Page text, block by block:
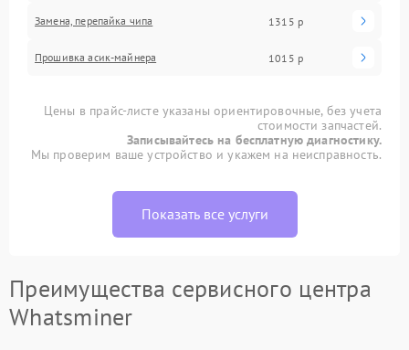
Замена, перепайка чипа 1315 р
Прошивка асик-майнера 1015 р
Цены в прайс-листе указаны ориентировочные, без учета
стоимости запчастей.
Записывайтесь на бесплатную диагностику.
Мы проверим ваше устройство и укажем на неисправность.
Показать все услуги
Преимущества сервисного центра
Whatsminer